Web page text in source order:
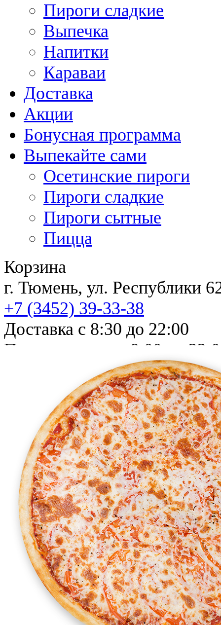
Пироги сладкие
Выпечка
Напитки
Караваи
Доставка
Акции
Бонусная программа
Выпекайте сами
Осетинские пироги
Пироги сладкие
Пироги сытные
Пицца
Корзина
г. Тюмень, ул.
+7 (3452) 39-33-38
Доставка с 8:30 до 22:00
Прием заказов с 8:00 до